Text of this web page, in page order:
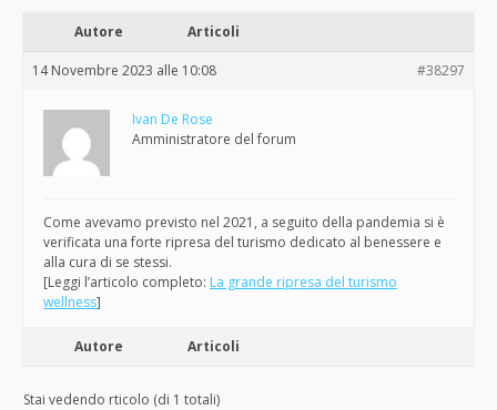
Autore Articoli
14 Novembre 2023 alle 10:08 #38297
Ivan De Rose
Amministratore del forum
Come avevamo previsto nel 2021, a seguito della pandemia si è
verificata una forte ripresa del turismo dedicato al benessere e
alla cura di se stessi.
[Leggi l’articolo completo: La grande ripresa del turismo
wellness]
Autore Articoli
Stai vedendo rticolo (di 1 totali)